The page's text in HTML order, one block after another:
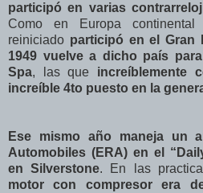
participó en varias
Como en Europa
reiniciado participó en el Gran
1949 vuelve a dicho país
Spa, las que increíblemente
increíble 4to puesto en la
Ese mismo año maneja un
Automobiles (ERA) en el
en Silverstone. En las
motor con compresor era